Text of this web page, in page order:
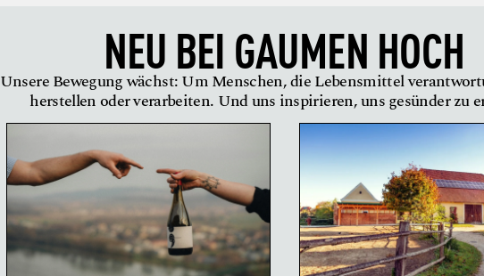
NEU BEIGAUMEN HOCH
Unsere Bewegung wächst: Um Menschen, die Lebensmittel
herstellen oder verarbeiten. Und uns inspirieren, uns gesünder zu